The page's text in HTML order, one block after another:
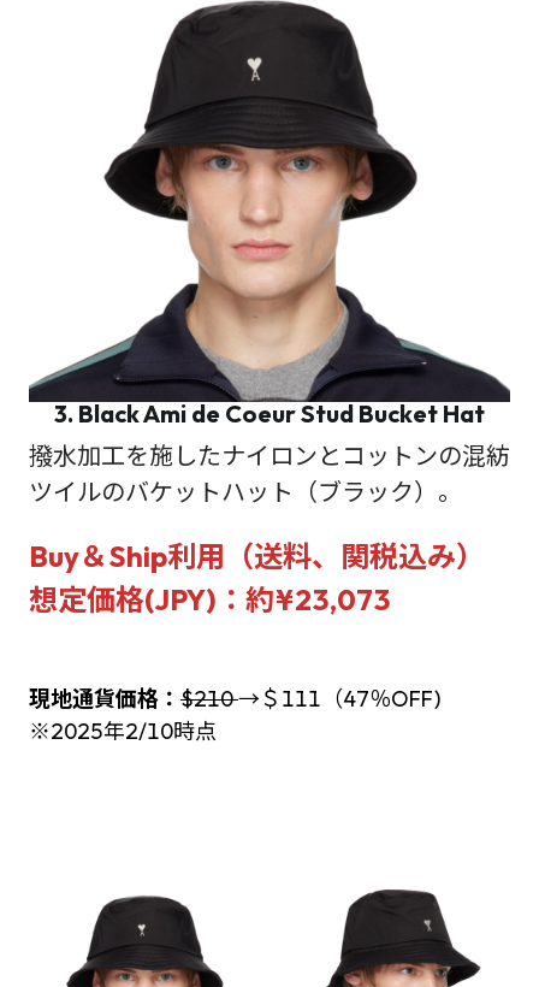
3. Black Ami de Coeur Stud Bucket Hat
撥水加工を施したナイロンとコットンの混紡
ツイルのバケットハット（ブラック）。
Buy＆Ship利用（送料、関税込み）
想定価格(JPY)：約¥23,073
現地通貨価格： $210→＄111（47％OFF)
※2025年2/10時点